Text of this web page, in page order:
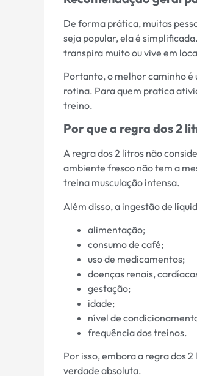
De forma prática, muitas
seja popular, ela é
transpira muito ou vive em
Portanto, o melhor caminho é
rotina. Para quem pratica
treino.
Por que a regra dos 2
A regra dos 2 litros não
ambiente fresco não tem a
treina musculação intensa.
Além disso, a ingestão de
alimentação;
consumo de café;
uso de medicamentos;
doenças renais,
gestação;
idade;
nível de
frequência dos treinos.
Por isso, embora a regra dos
verdade absoluta.